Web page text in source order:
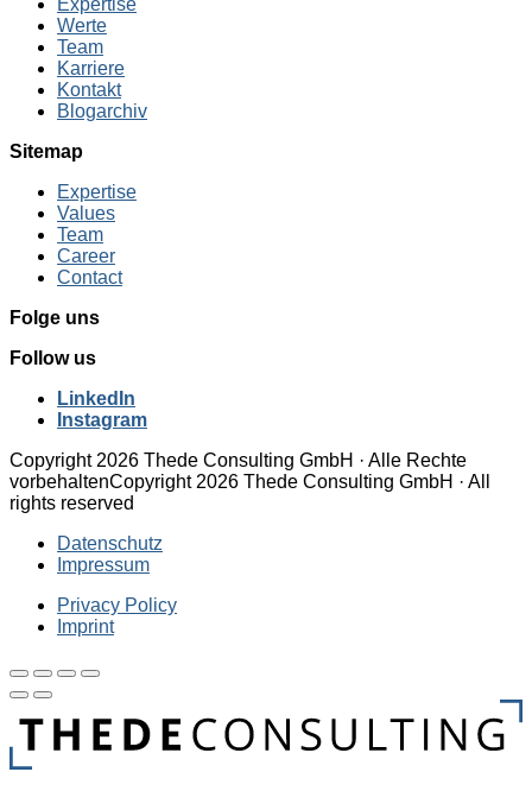
Expertise
Werte
Team
Karriere
Kontakt
Blogarchiv
Sitemap
Expertise
Values
Team
Career
Contact
Folge uns
Follow us
LinkedIn
Instagram
Copyright 2026 Thede Consulting GmbH · Alle Rechte
vorbehaltenCopyright 2026 Thede Consulting GmbH · All
rights reserved
Datenschutz
Impressum
Privacy Policy
Imprint